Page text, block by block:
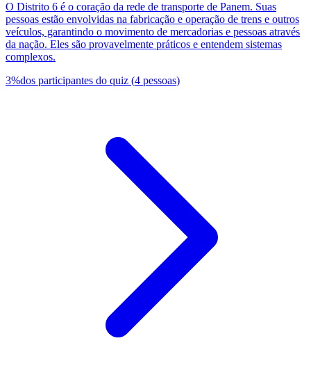
O Distrito 6 é o coração da rede de transporte de Panem. Suas
pessoas estão envolvidas na fabricação e operação de trens e outros
veículos, garantindo o movimento de mercadorias e pessoas através
da nação. Eles são provavelmente práticos e entendem sistemas
complexos.
3%dos participantes do quiz (4 pessoas)